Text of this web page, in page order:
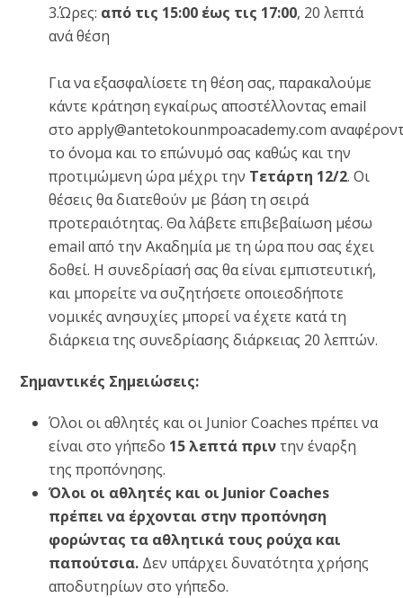
3.Ώρες: από τις 15:00 έως τις 17:00, 20 λεπτά
ανά θέση
Για να εξασφαλίσετε τη θέση σας, παρακαλούμε
κάντε κράτηση εγκαίρως αποστέλλοντας email
στοapply@antetokounmpoacademy.com
το όνομα και το επώνυμό σας καθώς και την
προτιμώμενη ώρα μέχρι την Τετάρτη 12/2. Οι
θέσεις θα διατεθούν με βάση τη σειρά
προτεραιότητας. Θα λάβετε επιβεβαίωση μέσω
email από την Ακαδημία με τη ώρα που σας έχει
δοθεί. Η συνεδρίασή σας θα είναι εμπιστευτική,
και μπορείτε να συζητήσετε οποιεσδήποτε
νομικές ανησυχίες μπορεί να έχετε κατά τη
διάρκεια της συνεδρίασης διάρκειας 20 λεπτών.
Σημαντικές Σημειώσεις:
Όλοι οι αθλητές και οι Junior Coaches πρέπει να
είναι στο γήπεδο 15 λεπτά πριντην έναρξη
της προπόνησης.
Όλοι οι αθλητές και οι Junior Coaches
πρέπει να έρχονται στην προπόνηση
φορώντας τα αθλητικά τους ρούχα και
παπούτσια. Δεν υπάρχει δυνατότητα χρήσης
αποδυτηρίων στο γήπεδο.